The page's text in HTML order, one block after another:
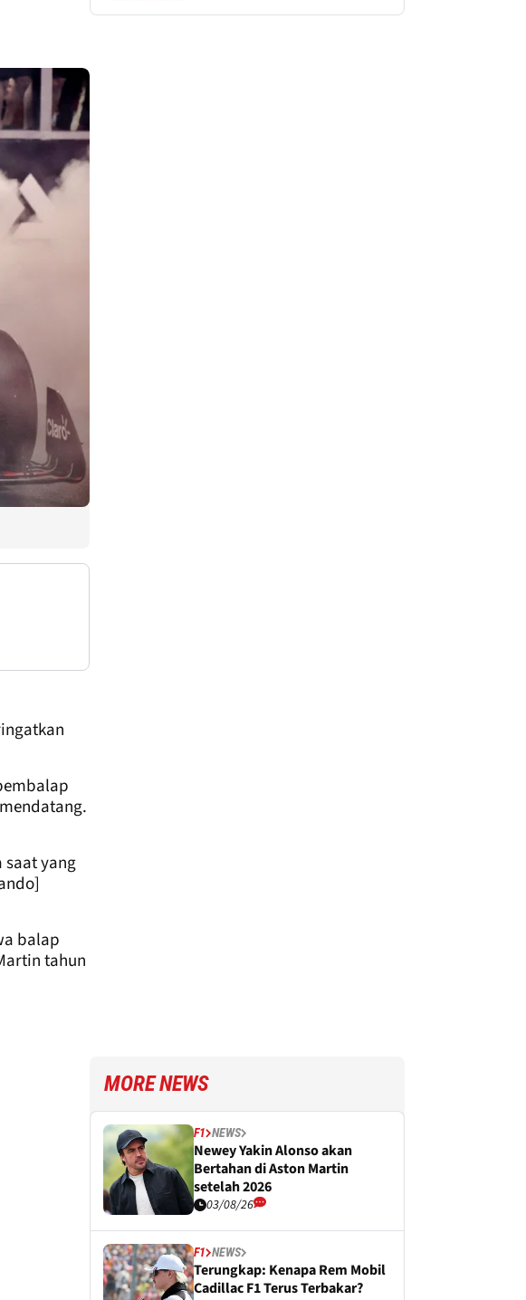
saat yang
balap
tahun
MORE NEWS
F1 NEWS
Newey Yakin Alonso akan
Bertahan di Aston Martin
setelah 2026
03/08/26
F1 NEWS
Terungkap: Kenapa Rem Mobil
Cadillac F1 Terus Terbakar?